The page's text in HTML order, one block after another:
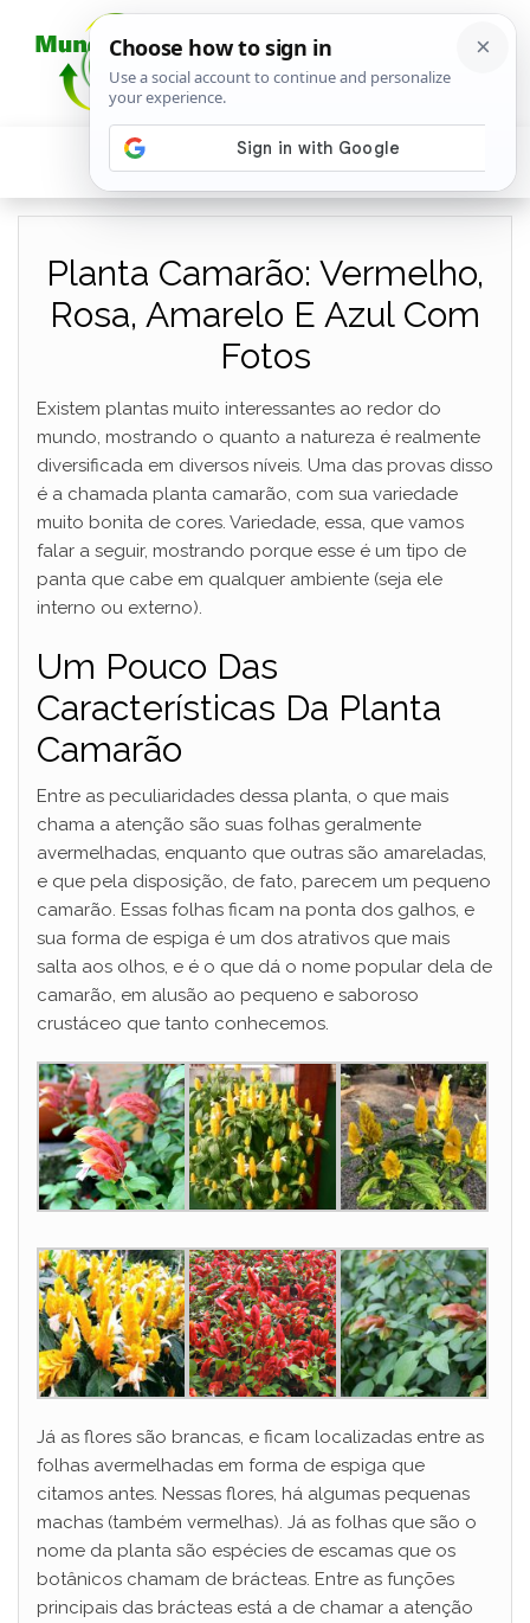
Planta Camarão: Vermelho,
Rosa, Amarelo E Azul Com
Fotos
Existem plantas muito interessantes ao redor do
mundo, mostrando o quanto a natureza é realmente
diversificada em diversos níveis. Uma das provas disso
é a chamada planta camarão, com sua variedade
muito bonita de cores. Variedade, essa, que vamos
falar a seguir, mostrando porque esse é um tipo de
panta que cabe em qualquer ambiente (seja ele
interno ou externo).
Um Pouco Das
Características Da Planta
Camarão
Entre as peculiaridades dessa planta, o que mais
chama a atenção são suas folhas geralmente
avermelhadas, enquanto que outras são amareladas,
e que pela disposição, de fato, parecem um pequeno
camarão. Essas folhas ficam na ponta dos galhos, e
sua forma de espiga é um dos atrativos que mais
salta aos olhos, e é o que dá o nome popular dela de
camarão, em alusão ao pequeno e saboroso
crustáceo que tanto conhecemos.
Já as flores são brancas, e ficam localizadas entre as
folhas avermelhadas em forma de espiga que
citamos antes. Nessas flores, há algumas pequenas
machas (também vermelhas). Já as folhas que são o
nome da planta são espécies de escamas que os
botânicos chamam de brácteas. Entre as funções
principais das brácteas está a de chamar a atenção